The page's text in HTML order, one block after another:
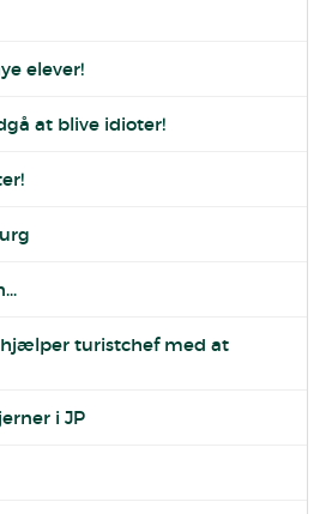
elever!
at blive idioter!
turistchef med at
i JP